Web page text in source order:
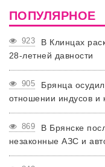
ПОПУЛЯРНОЕ
923
В Клинцах
28-летней давности
905
Брянца
отношении индусов и
869
В Брянске
незаконные АЗС и